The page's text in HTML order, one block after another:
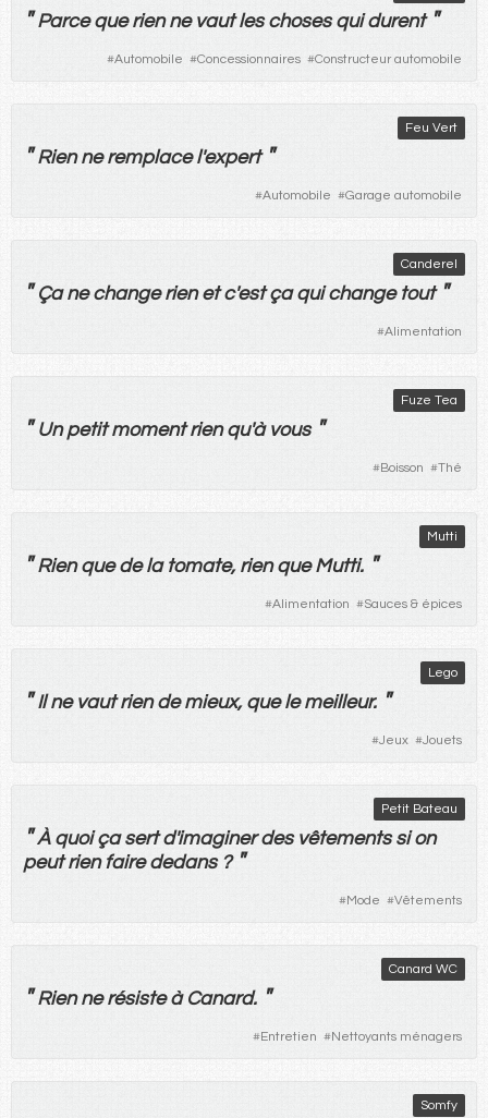
" Parce que rien ne vaut les choses qui durent "
#Automobile #Concessionnaires #Constructeur automobile
Feu Vert
" Rien ne remplacel'expert "
#Automobile #Garage automobile
Canderel
" Ça ne change rien etc'est ça qui change tout "
#Alimentation
Fuze Tea
" Un petit moment rienqu'à vous "
#Boisson #Thé
Mutti
" Rien que de latomate, rien queMutti. "
#Alimentation #Sauces & épices
Lego
" Ilne vaut rien de mieux, que le meilleur. "
#Jeux #Jouets
Petit Bateau
"À quoi ça sertd'imaginer des vêtements si on
peut rien faire dedans? "
#Mode #Vêtements
Canard WC
" Rien ne résiste à Canard. "
#Entretien #Nettoyants ménagers
Somfy